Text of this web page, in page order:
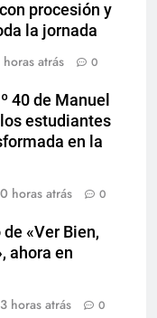
procesión y
la jornada
horas atrás 0
40 de Manuel
estudiantes
en la
horas atrás 0
«Ver Bien,
ahora en
horas atrás 0